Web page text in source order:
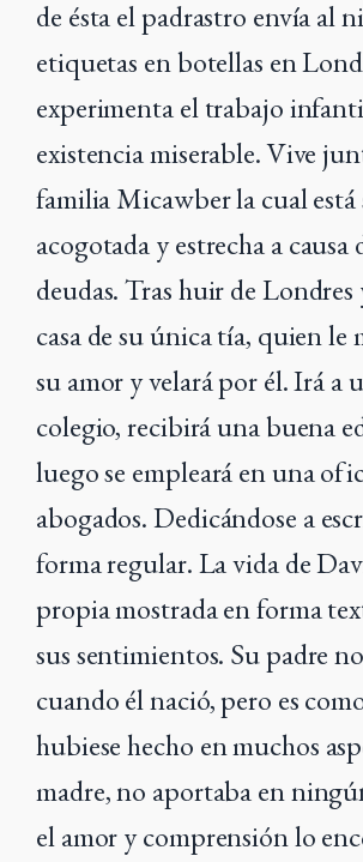
de ésta el padrastro envía al
etiquetas en botellas en
experimenta el trabajo
existencia miserable. Vive
familia Micawber la cual está
acogotada y estrecha a causa
deudas. Tras huir de Londres
casa de su única tía, quien le
su amor y velará por él. Irá a
colegio, recibirá una buena
luego se empleará en una
abogados. Dedicándose a
forma regular. La vida de
propia mostrada en forma
sus sentimientos. Su padre
cuando él nació, pero es
hubiese hecho en muchos
madre, no aportaba en
el amor y comprensión lo